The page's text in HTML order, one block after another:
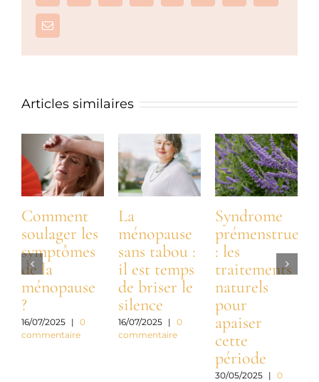
Email
Articles similaires
Comment
soulager les
symptômes
de la
ménopause
?
16/07/2025 | 0
commentaire
La
ménopause
sans tabou :
il est temps
de briser le
silence
16/07/2025 | 0
commentaire
Syndrome
prémenstruel
: les
traitements
naturels
pour
apaiser
cette
période
30/05/2025 | 0